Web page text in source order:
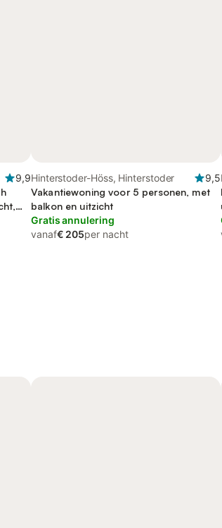
9,9Hinterstoder-Höss, Hinterstoder
9,5
Vakantiewoning voor 5 personen, met
balkon en uitzicht
Gratis annulering
vanaf€ 205per nacht